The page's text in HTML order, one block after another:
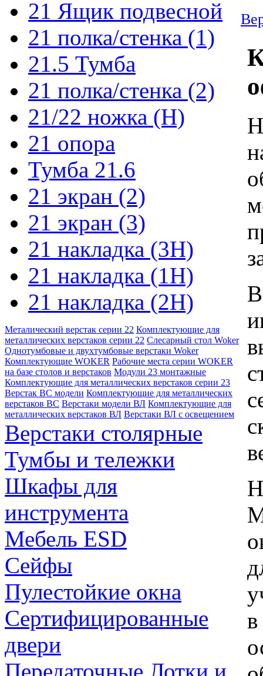
21 Ящик подвесной
21 полка/стенка (1)
21.5 Тумба
21 полка/стенка (2)
21/22 ножка (Н)
21 опора
Тумба 21.6
21 экран (2)
21 экран (3)
21 накладка (3Н)
21 накладка (1Н)
21 накладка (2Н)
Металический верстак серии 22 Комплектующие для
металлических верстаков серии 22 Слесарный стол Woker
Однотумбовые и двухтумбовые верстаки Woker
Комплектующие WOKER Рабочие места серии WOKER
на базе столов и верстаков Модули 23 монтажные
Комплектующие для металлических верстаков серии 23
Верстак ВС модели Комплектующие для металлических
верстаков ВС Верстаки модели ВЛ Комплектующие для
металлических верстаков ВЛ Верстаки ВЛ с освещением
Верстаки столярные
Тумбы и тележки
Шкафы для
инструмента
Мебель ESD
Сейфы
Пулестойкие окна
Сертифицированные
двери